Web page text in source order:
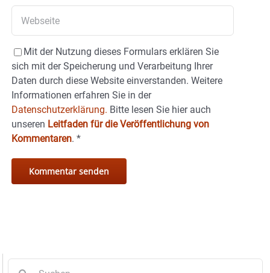
Mit der Nutzung dieses Formulars erklären Sie
sich mit der Speicherung und Verarbeitung Ihrer
Daten durch diese Website einverstanden. Weitere
Informationen erfahren Sie in der
Datenschutzerklärung. Bitte lesen Sie hier auch
unseren Leitfaden für die Veröffentlichung von
Kommentaren. *